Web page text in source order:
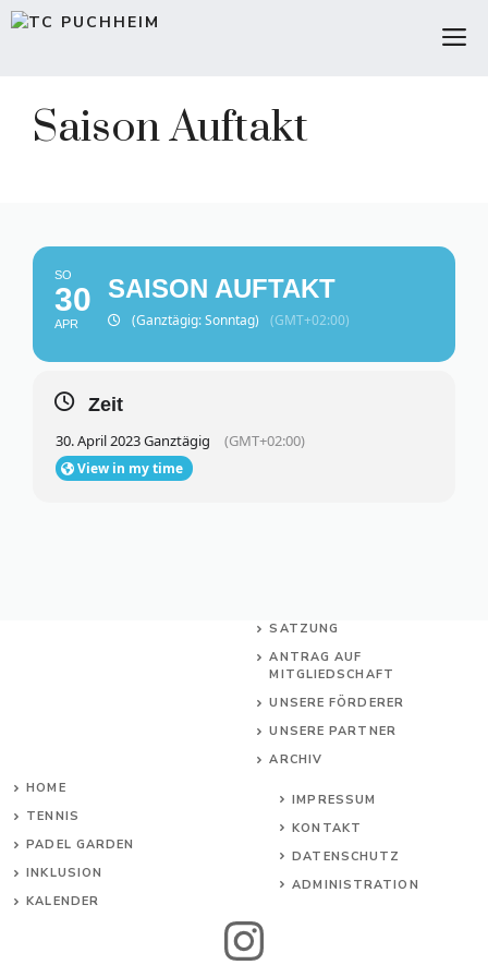
Zum
Saison Auftakt
SO
30
APR
SAISON AUFTAKT
(Ganztägig: Sonntag) (GMT+02:00)
Zeit
30. April 2023 Ganztägig (GMT+02:00)
View in my time
SATZUNG
ANTRAG AUF
MITGLIEDSCHAFT
UNSERE FÖRDERER
UNSERE PARTNER
ARCHIV
HOME
TENNIS
PADEL GARDEN
INKLUSION
KALENDER
IMPRESSUM
KONTAKT
DATENSCHUTZ
ADMINISTRATION